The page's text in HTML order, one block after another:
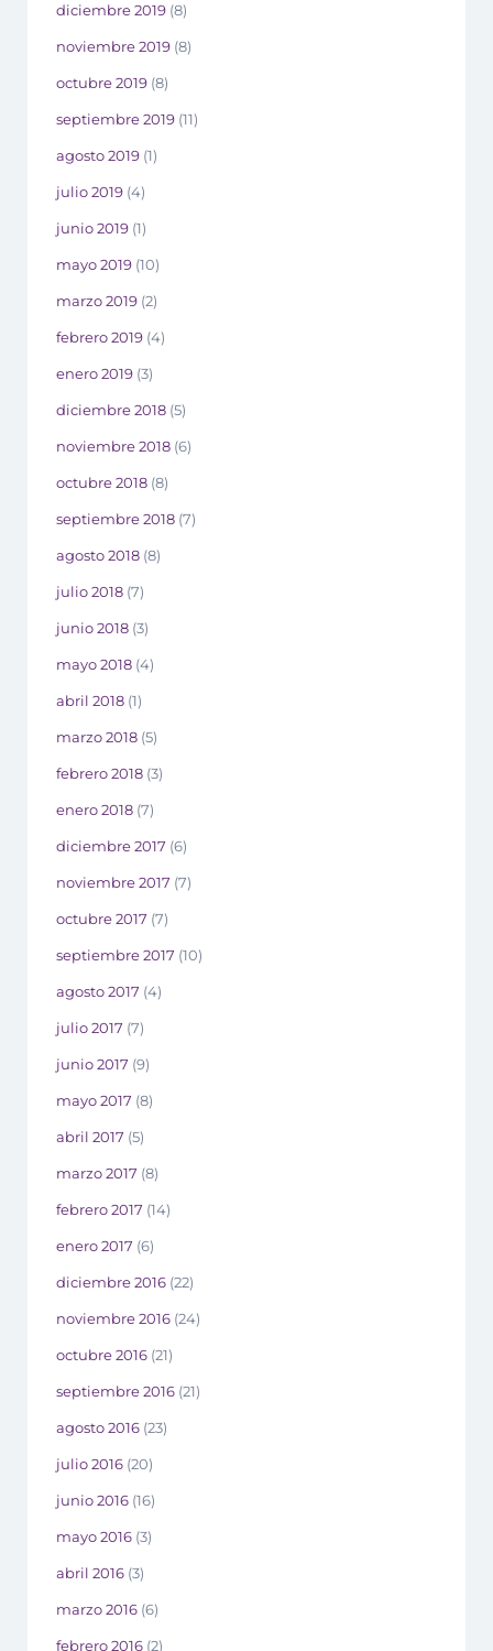
diciembre 2019 (8)
noviembre 2019 (8)
octubre 2019 (8)
septiembre 2019 (11)
agosto 2019 (1)
julio 2019 (4)
junio 2019 (1)
mayo 2019 (10)
marzo 2019 (2)
febrero 2019 (4)
enero 2019 (3)
diciembre 2018 (5)
noviembre 2018 (6)
octubre 2018 (8)
septiembre 2018 (7)
agosto 2018 (8)
julio 2018 (7)
junio 2018 (3)
mayo 2018 (4)
abril 2018 (1)
marzo 2018 (5)
febrero 2018 (3)
enero 2018 (7)
diciembre 2017 (6)
noviembre 2017 (7)
octubre 2017 (7)
septiembre 2017 (10)
agosto 2017 (4)
julio 2017 (7)
junio 2017 (9)
mayo 2017 (8)
abril 2017 (5)
marzo 2017 (8)
febrero 2017 (14)
enero 2017 (6)
diciembre 2016 (22)
noviembre 2016 (24)
octubre 2016 (21)
septiembre 2016 (21)
agosto 2016 (23)
julio 2016 (20)
junio 2016 (16)
mayo 2016 (3)
abril 2016 (3)
marzo 2016 (6)
febrero 2016 (2)